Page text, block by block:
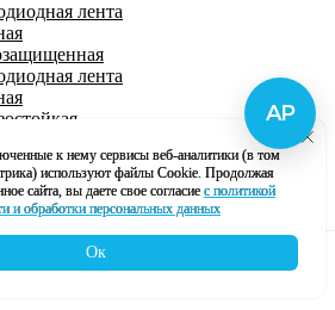
лента
лента
лента
лента
в силиконе
к нему сервисы веб-аналитики (в том
используют файлы Cookie. Продолжая
сайта, вы даете свое согласие с политикой
и обработки персональных данных
Ок